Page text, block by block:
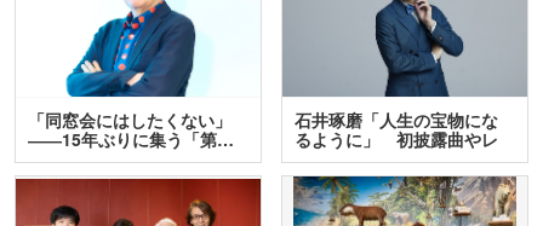
「同窓会にはしたくない」
――15年ぶりに集う「第…
石井琢磨「人生の宝物にな
るように」 初披露曲やレ
ア…